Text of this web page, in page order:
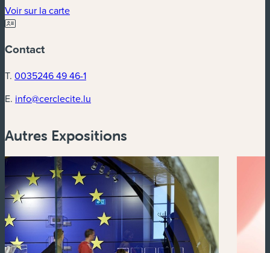
Voir sur la carte(nouvelle fenêtre)
Contact
T. 0035246 49 46-1
E. info@cerclecite.lu
Autres Expositions